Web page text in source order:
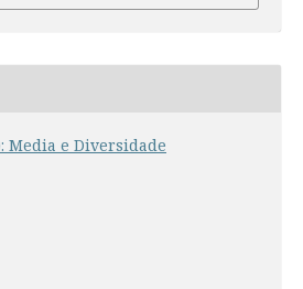
Media e Diversidade